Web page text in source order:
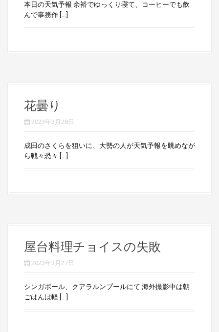
本日の天気予報 余裕でゆっくり寝て、コーヒーでも飲
んで事務作 […]
花曇り
2023年3月28日
成田のさくらを狙いに、大勢の人が天気予報を眺めなが
ら戦々恐々 […]
屋台料理チョイスの失敗
2023年3月27日
シンガポール、クアラルンプールにて 海外撮影中は朝
ごはんは軽 […]